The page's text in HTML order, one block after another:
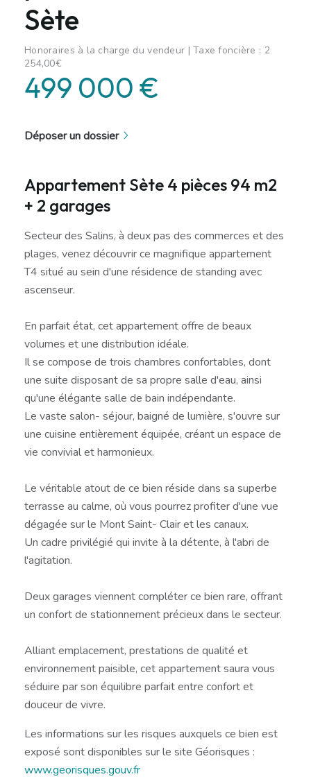
Sète
Honoraires à la charge du vendeur | Taxe foncière : 2
254,00€
499 000 €
Déposer un dossier
Appartement Sète 4 pièces 94 m2
+ 2 garages
Secteur des Salins, à deux pas des commerces et des
plages, venez découvrir ce magnifique appartement
T4 situé au sein d'une résidence de standing avec
ascenseur.
En parfait état, cet appartement offre de beaux
volumes et une distribution idéale.
Il se compose de trois chambres confortables, dont
une suite disposant de sa propre salle d'eau, ainsi
qu'une élégante salle de bain indépendante.
Le vaste salon- séjour, baigné de lumière, s'ouvre sur
une cuisine entièrement équipée, créant un espace de
vie convivial et harmonieux.
Le véritable atout de ce bien réside dans sa superbe
terrasse au calme, où vous pourrez profiter d'une vue
dégagée sur le Mont Saint- Clair et les canaux.
Un cadre privilégié qui invite à la détente, à l'abri de
l'agitation.
Deux garages viennent compléter ce bien rare, offrant
un confort de stationnement précieux dans le secteur.
Alliant emplacement, prestations de qualité et
environnement paisible, cet appartement saura vous
séduire par son équilibre parfait entre confort et
douceur de vivre.
Les informations sur les risques auxquels ce bien est
exposé sont disponibles sur le site Géorisques :
www.georisques.gouv.fr